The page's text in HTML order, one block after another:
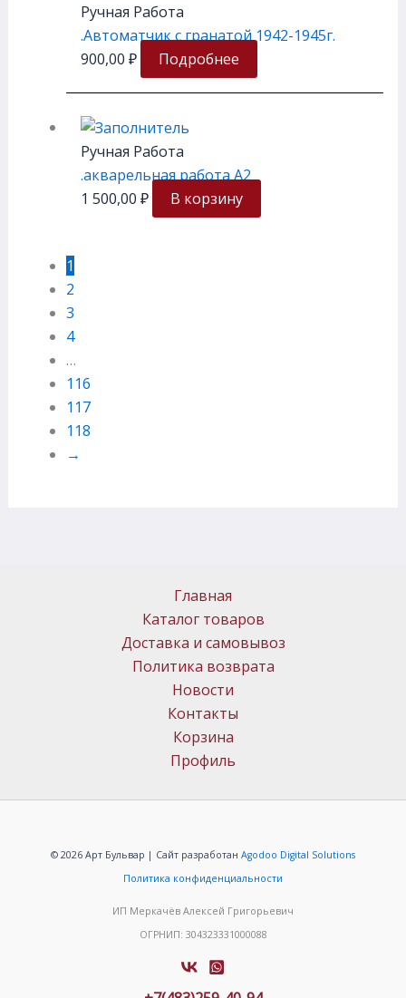
Ручная Работа
.Автоматчик с гранатой 1942-1945г.
900,00 ₽ Подробнее
Ручная Работа
.акварельная работа А2
1 500,00 ₽ В корзину
1
2
3
4
…
116
117
118
→
Главная
Каталог товаров
Доставка и самовывоз
Политика возврата
Новости
Контакты
Корзина
Профиль
© 2026 Арт Бульвар | Сайт разработан Agodoo Digital Solutions
Политика конфиденциальности
ИП Меркачёв Алексей Григорьевич
ОГРНИП: 304323331000088